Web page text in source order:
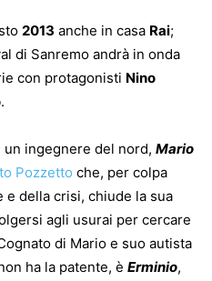
2013 anche in casa Rai;
di Sanremo andrà in onda
con protagonisti Nino
.
un ingegnere del nord, Mario
Pozzetto che, per colpa
della crisi, chiude la sua
agli usurai per cercare
di Mario e suo autista
ha la patente, è Erminio,